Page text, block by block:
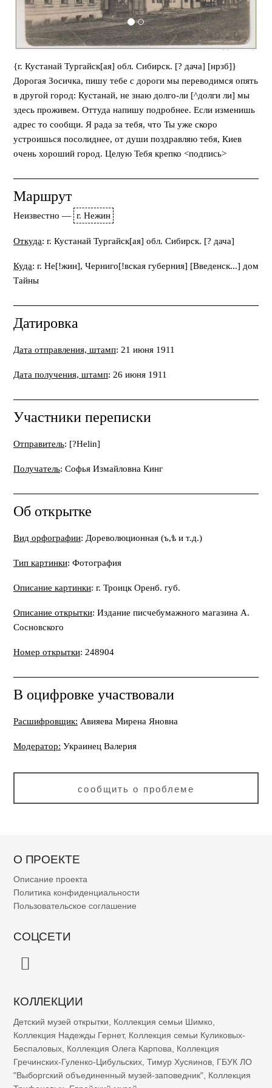
{г. Кустанай Тургайск[ая] обл. Сибирск. [? дача] [нрзб]}
Дорогая Зосичка, пишу тебе с дороги мы переводимся опять
в другой город: Кустанай, не знаю долго-ли [^долги ли] мы
здесь проживем. Оттуда напишу подробнее. Если изменишь
адрес то сообщи. Я рада за тебя, что Ты уже скоро
устроишься посолиднее, от души поздравляю тебя, Киев
очень хороший город. Целую Тебя крепко <подпись>
Маршрут
Неизвестно — г. Нежин
Откуда: г. Кустанай Тургайск[ая] обл. Сибирск. [? дача]
Куда: г. Не[!жин], Черниго[!вская губерния] [Введенск...] дом
Тайны
Датировка
Дата отправления, штамп: 21 июня 1911
Дата получения, штамп: 26 июня 1911
Участники переписки
Отправитель: [?Helin]
Получатель: Софья Измайловна Кинг
Об открытке
Вид орфографии: Дореволюционная (ъ,ѣ и т.д.)
Тип картинки: Фотография
Описание картинки: г. Троицк Оренб. губ.
Описание открытки: Издание писчебумажного магазина А.
Сосновского
Номер открытки: 248904
В оцифровке участвовали
Расшифровщик: Авияева Мирена Яновна
Модератор: Украинец Валерия
сообщить о проблеме
О ПРОЕКТЕ
Описание проекта
Политика конфиденциальности
Пользовательское соглашение
СОЦСЕТИ
КОЛЛЕКЦИИ
Детский музей открытки Коллекция семьи Шимко
Коллекция Надежды Гернет, Коллекция семьи Куликовых-
Беспаловых Коллекция Олега Карпова
Коллекция
Гречинских-Гуленко-Цибульских Тимур Хусяинов ГБУК ЛО
"Выборгский объединенный музей-заповедник" Коллекция